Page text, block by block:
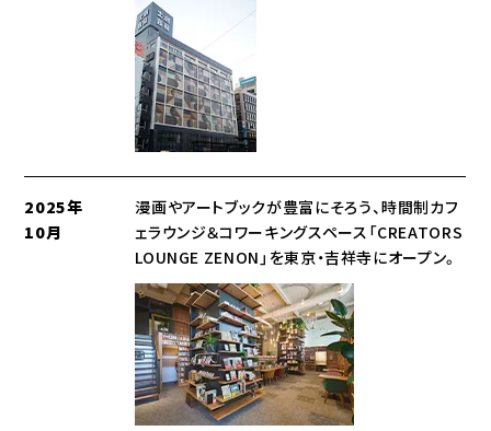
2025年
10月
漫画やアートブックが豊富にそろう、時間制カフ
ェラウンジ＆コワーキングスペース「CREATORS
LOUNGE ZENON」を東京・吉祥寺にオープン。